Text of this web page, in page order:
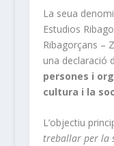
La seua
Estudios
Ribagorçans –
una declaració
persones i
cultura i la
L’objectiu
treballar per la